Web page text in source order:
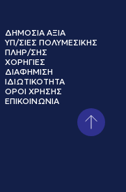
ΔΗΜΟΣΙΑ ΑΞΙΑ
ΥΠ/ΣΙΕΣ ΠΟΛΥΜΕΣΙΚΗΣ
ΠΛΗΡ/ΣΗΣ
ΧΟΡΗΓΙΕΣ
ΔΙΑΦΗΜΙΣΗ
ΙΔΙΩΤΙΚΟΤΗΤΑ
ΟΡΟΙ ΧΡΗΣΗΣ
ΕΠΙΚΟΙΝΩΝΙΑ